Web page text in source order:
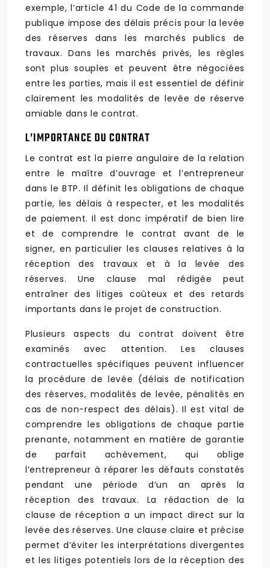
exemple, l’article 41 du Code de la commande
publique impose des délais précis pour la levée
des réserves dans les marchés publics de
travaux. Dans les marchés privés, les règles
sont plus souples et peuvent être négociées
entre les parties, mais il est essentiel de définir
clairement les modalités de levée de réserve
amiable dans le contrat.
L’IMPORTANCE DU CONTRAT
Le contrat est la pierre angulaire de la relation
entre le maître d’ouvrage et l’entrepreneur
dans le BTP. Il définit les obligations de chaque
partie, les délais à respecter, et les modalités
de paiement. Il est donc impératif de bien lire
et de comprendre le contrat avant de le
signer, en particulier les clauses relatives à la
réception des travaux et à la levée des
réserves. Une clause mal rédigée peut
entraîner des litiges coûteux et des retards
importants dans le projet de construction.
Plusieurs aspects du contrat doivent être
examinés avec attention. Les clauses
contractuelles spécifiques peuvent influencer
la procédure de levée (délais de notification
des réserves, modalités de levée, pénalités en
cas de non-respect des délais). Il est vital de
comprendre les obligations de chaque partie
prenante, notamment en matière de garantie
de parfait achèvement, qui oblige
l’entrepreneur à réparer les défauts constatés
pendant une période d’un an après la
réception des travaux. La rédaction de la
clause de réception a un impact direct sur la
levée des réserves. Une clause claire et précise
permet d’éviter les interprétations divergentes
et les litiges potentiels lors de la réception des